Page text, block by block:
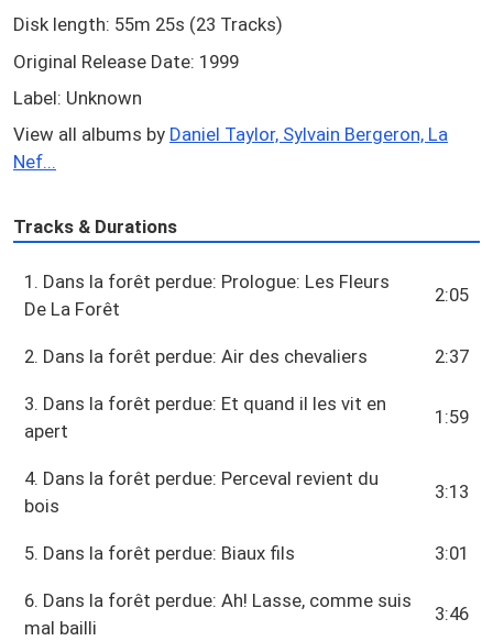
Disk length: 55m 25s (23 Tracks)
Original Release Date: 1999
Label: Unknown
View all albums by Daniel Taylor, Sylvain Bergeron, La
Nef...
Tracks & Durations
1. Dans la forêt perdue: Prologue: Les Fleurs
De La Forêt
2:05
2. Dans la forêt perdue: Air des chevaliers 2:37
3. Dans la forêt perdue: Et quand il les vit en
apert
1:59
4. Dans la forêt perdue: Perceval revient du
bois
3:13
5. Dans la forêt perdue: Biaux fils 3:01
6. Dans la forêt perdue: Ah! Lasse, comme suis
mal bailli
3:46